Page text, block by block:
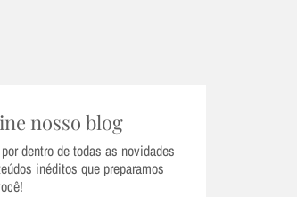
nosso blog
dentro de todas as novidades
inéditos que preparamos